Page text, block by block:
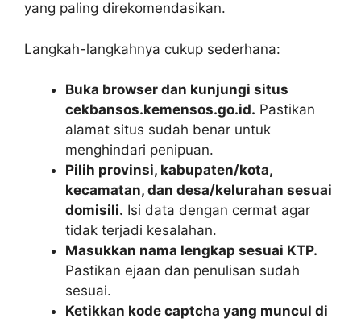
yang paling direkomendasikan.
Langkah-langkahnya cukup sederhana:
Buka browser dan kunjungi situs
cekbansos.kemensos.go.id. Pastikan
alamat situs sudah benar untuk
menghindari penipuan.
Pilih provinsi, kabupaten/kota,
kecamatan, dan desa/kelurahan sesuai
domisili. Isi data dengan cermat agar
tidak terjadi kesalahan.
Masukkan nama lengkap sesuai KTP.
Pastikan ejaan dan penulisan sudah
sesuai.
Ketikkan kode captcha yang muncul di